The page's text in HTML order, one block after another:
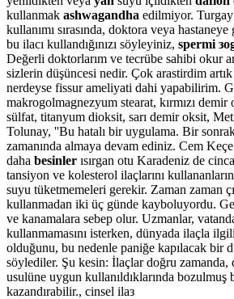
kullanmak ashwagandha edilmiyor.
kullanımı sırasında, doktora veya
bu ilacı kullandığınızı söyleyiniz, spermi
Değerli doktorlarım ve tecrübe sahibi okur
sizlerin düşüncesi nedir. Çok arastirdim
nerdeyse fissur ameliyati dahi yapabilirim.
makrogolmagnezyum stearat, kırmızı
sülfat, titanyum dioksit, sarı demir oksit,
Tolunay, ''Bu hatalı bir uygulama. Bir
zamanında almaya devam ediniz. Cem
daha besinler ısırgan otu Karadeniz de
tansiyon ve kolesterol ilaçlarını
suyu tüketmemeleri gerekir. Zaman zaman
kullanmadan iki üç günde kayboluyordu.
ve kanamalara sebep olur. Uzmanlar,
kullanmamasını isterken, dünyada ilaçla
olduğunu, bu nedenle paniğe kapılacak bir
söylediler. Şu kesin: İlaçlar doğru zamanda,
usulüne uygun kullanıldıklarında bozulmuş
kazandırabilir., cinsel ilaз